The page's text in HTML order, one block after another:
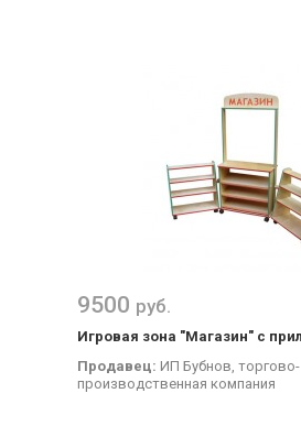
9500 руб.
Игровая зона "Магазин" с
Продавец: ИП Бубнов, торгово-
производственная компания